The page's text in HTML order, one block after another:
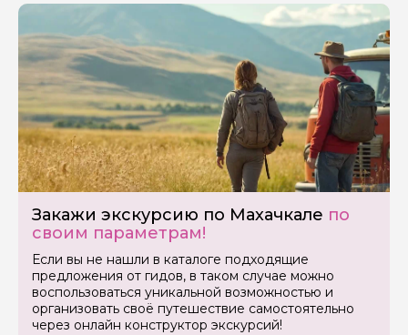
Закажи экскурсию по Махачкале по
своим параметрам!
Если вы не нашли в каталоге подходящие
предложения от гидов, в таком случае можно
воспользоваться уникальной возможностью и
организовать своё путешествие самостоятельно
через онлайн конструктор экскурсий!